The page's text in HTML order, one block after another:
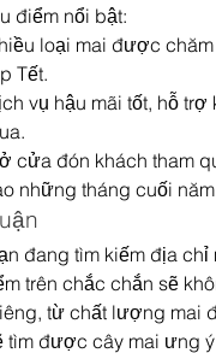
điểm nổi bật:
loại mai được
Tết.
vụ hậu mãi tốt, hỗ
cửa đón khách tham
những tháng cuối
đang tìm kiếm địa chỉ
trên chắc chắn sẽ
từ chất lượng mai
tìm được cây mai ưng